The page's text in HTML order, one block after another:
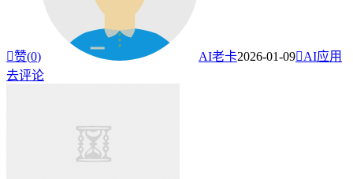
赞(0) AI老卡2026-01-09AI应用
去评论